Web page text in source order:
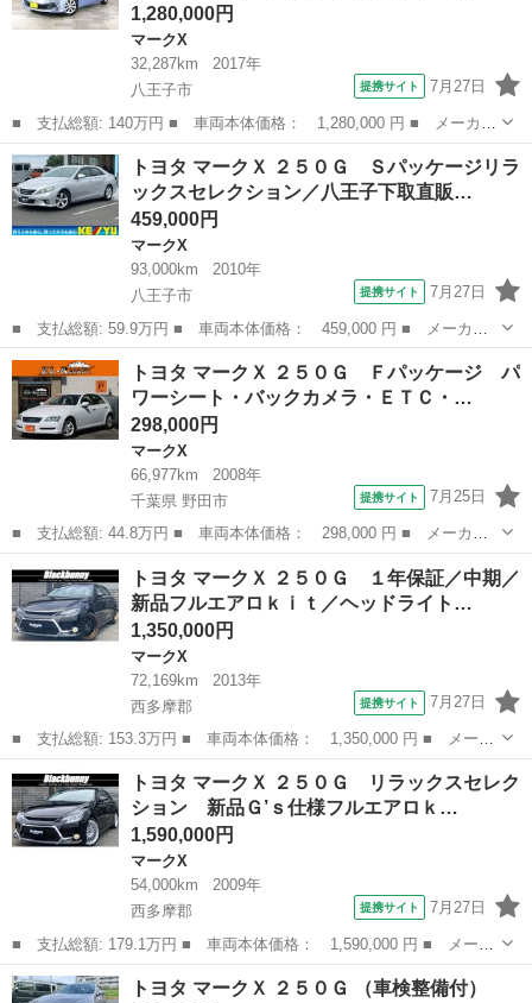
1,280,000円
マークX
32,287km
2017年
八王子市
提携サイト 7月27日
■ 支払総額: 140万円 ■ 車両本体価格： 1,280,000 円 ■ メーカー
名： トヨタ ■ 車種名： マークＸ ■ グレード名： ２５０ＧＦ
パッケージ 禁煙車 サイドカーテンニーエアバッグ ディスチャー
ジヘッドラ...
東京 八王子市 マークX
トヨタ マークＸ ２５０Ｇ Ｓパッケージリラ
ックスセレクション／八王子下取直販…
459,000円
マークX
93,000km
2010年
八王子市
提携サイト 7月27日
■ 支払総額: 59.9万円 ■ 車両本体価格： 459,000 円 ■ メーカー
名： トヨタ ■ 車種名： マークＸ ■ グレード名： ２５０Ｇ
Ｓパッケージリラックスセレクション／八王子下取直販 ／禁煙車／
走行９３０２...
東京 八王子市 マークX
トヨタ マークＸ ２５０Ｇ Ｆパッケージ パ
ワーシート・バックカメラ・ＥＴＣ・…
298,000円
マークX
66,977km
2008年
千葉県 野田市
提携サイト 7月25日
■ 支払総額: 44.8万円 ■ 車両本体価格： 298,000 円 ■ メーカー
名： トヨタ ■ 車種名： マークＸ ■ グレード名： ２５０Ｇ
Ｆパッケージ パワーシート・バックカメラ・ＥＴＣ・ウッドコンビ
ハンドル・キ...
千葉 野田市 マークX
トヨタ マークＸ ２５０Ｇ １年保証／中期／
新品フルエアロｋｉｔ／ヘッドライト…
1,350,000円
マークX
72,169km
2013年
西多摩郡
提携サイト 7月27日
■ 支払総額: 153.3万円 ■ 車両本体価格： 1,350,000 円 ■ メーカ
ー名： トヨタ ■ 車種名： マークＸ ■ グレード名： ２５０
Ｇ １年保証／中期／新品フルエアロｋｉｔ／ヘッドライトＢｌａｃ
ｋカスタム...
東京 西多摩郡 マークX
トヨタ マークＸ ２５０Ｇ リラックスセレク
ション 新品Ｇ’ｓ仕様フルエアロｋ…
1,590,000円
マークX
54,000km
2009年
西多摩郡
提携サイト 7月27日
■ 支払総額: 179.1万円 ■ 車両本体価格： 1,590,000 円 ■ メーカ
ー名： トヨタ ■ 車種名： マークＸ ■ グレード名： ２５０
Ｇ リラックスセレクション 新品Ｇ’ｓ仕様フルエアロｋｉｔ／３眼
東京 西多摩郡 マークX
トヨタ マークＸ ２５０Ｇ （車検整備付）